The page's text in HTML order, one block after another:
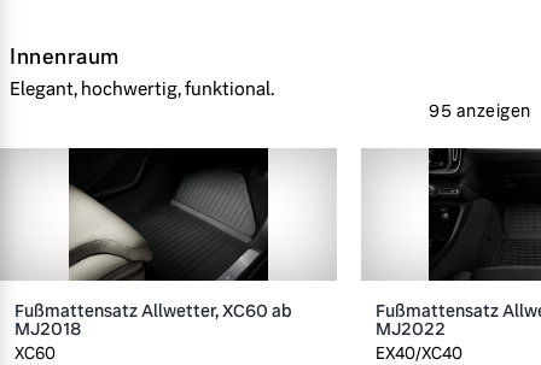
Innenraum
Elegant, hochwertig, funktional.
95 anzeigen
Fußmattensatz Allwetter, XC60 ab
MJ2018
XC60
Fußmattensatz
MJ2022
EX40/XC40